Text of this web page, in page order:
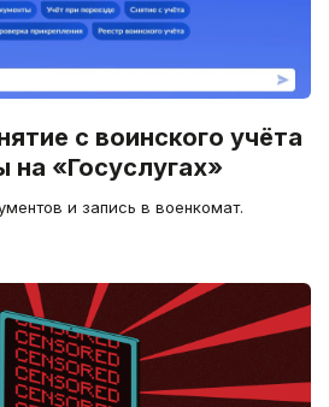
с воинского учёта
на «Госуслугах»
и запись в военкомат.